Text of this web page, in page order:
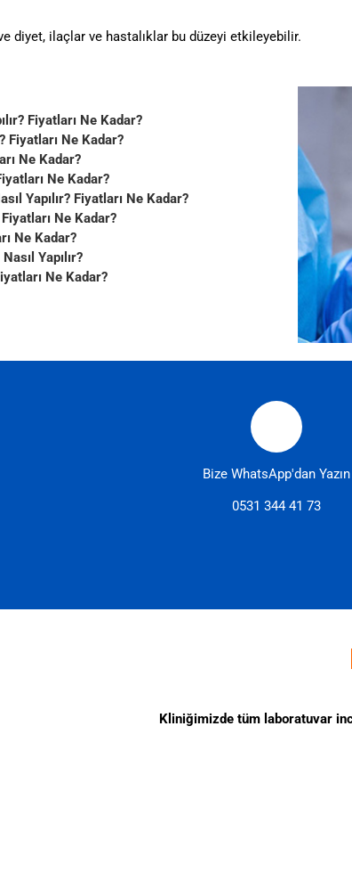
diyet, ilaçlar ve hastalıklar bu düzeyi etkileyebilir.
Fiyatları Ne Kadar?
Fiyatları Ne Kadar?
Ne Kadar?
Ne Kadar?
Yapılır? Fiyatları Ne Kadar?
Ne Kadar?
Ne Kadar?
Yapılır?
Ne Kadar?
Bize WhatsApp'dan Yazın
0531 344 41 73
Kliniğimizde tüm laboratuvar